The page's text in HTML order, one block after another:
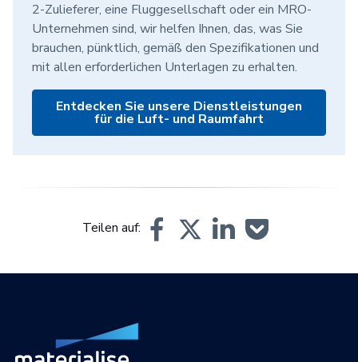
2-Zulieferer, eine Fluggesellschaft oder ein MRO-
Unternehmen sind, wir helfen Ihnen, das, was Sie
brauchen, pünktlich, gemäß den Spezifikationen und
mit allen erforderlichen Unterlagen zu erhalten.
Entdecken Sie unsere Dienstleistungen
für die Luft- und Raumfahrt
Teilen auf: